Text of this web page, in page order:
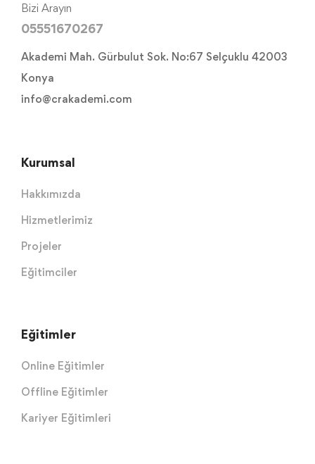
Bizi Arayın
05551670267
Akademi Mah. Gürbulut Sok. No:67 Selçuklu 42003
Konya
info@crakademi.com
Kurumsal
Hakkımızda
Hizmetlerimiz
Projeler
Eğitimciler
Eğitimler
Online Eğitimler
Offline Eğitimler
Kariyer Eğitimleri